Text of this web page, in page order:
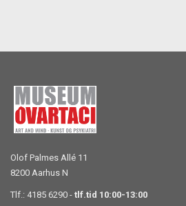
Olof Palmes Allé 11
8200 Aarhus N
Tlf.: 4185 6290 - tlf.tid 10:00-13:00